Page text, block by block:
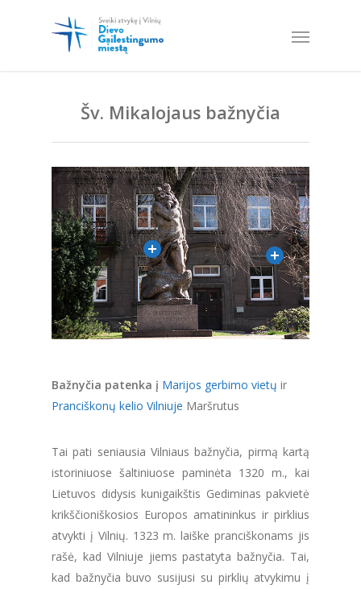
Šv. Mikalojaus bažnyčia
Bažnyčia patenka į Marijos gerbimo vietų ir
Pranciškonų kelio Vilniuje Maršrutus
Tai pati seniausia Vilniaus bažnyčia, pirmą kartą
istoriniuose šaltiniuose paminėta 1320 m., kai
Lietuvos didysis kunigaikštis Gediminas pakvietė
krikščioniškosios Europos amatininkus ir pirklius
atvykti į Vilnių. 1323 m. laiške pranciškonams jis
rašė, kad Vilniuje jiems pastatyta bažnyčia. Tai,
kad bažnyčia buvo susijusi su pirklių atvykimu į